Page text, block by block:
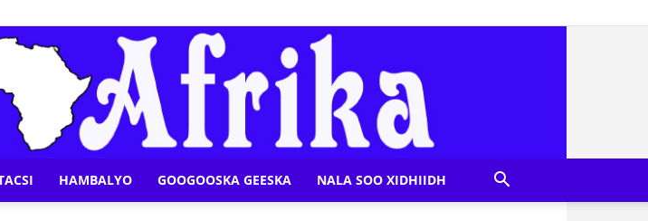
HAMBALYO GOOGOOSKA GEESKA NALA SOO XIDHIIDH